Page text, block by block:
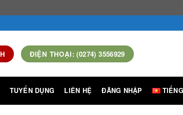
ĐIỆN THOẠI: (0274) 3556929
TUYỂN DỤNG LIÊN HỆ ĐĂNG NHẬP